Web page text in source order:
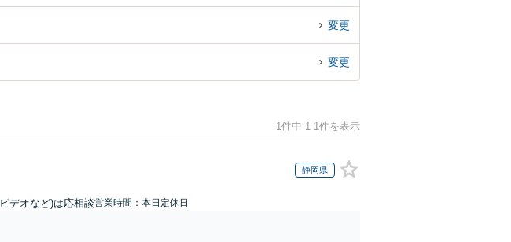
変更
変更
1件中 1-1件を表示
静岡県
デオなど)は応相談営業時間：本日定休日